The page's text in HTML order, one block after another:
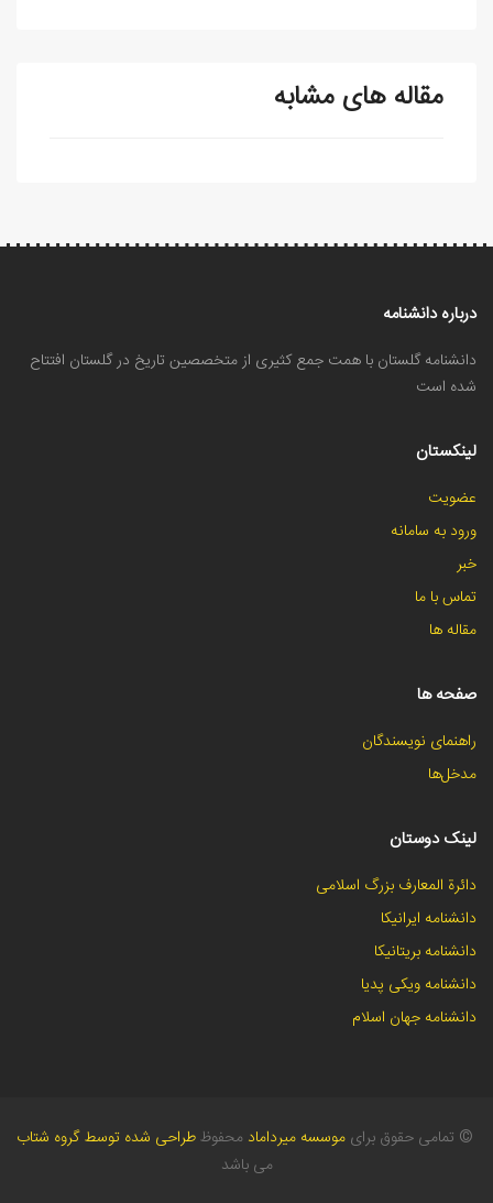
مقاله های مشابه
درباره دانشنامه
دانشنامه گلستان با همت جمع کثیری از متخصصین تاریخ در گلستان افتتاح
شده است
لینکستان
عضویت
ورود به سامانه
خبر
تماس با ما
مقاله ها
صفحه ها
راهنمای نویسندگان
مدخل‌ها
لینک دوستان
دائرة المعارف بزرگ اسلامی
دانشنامه ایرانیکا
دانشنامه بریتانیکا
دانشنامه ویکی پدیا
دانشنامه جهان اسلام
طراحی شده توسط گروه شتاب © تمامی حقوق برای موسسه میرداماد محفوظ
می باشد